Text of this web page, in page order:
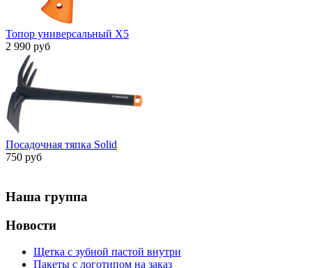
Топор универсальный X5
2 990 руб
Посадочная тяпка Solid
750 руб
Наша группа
Новости
Щетка с зубной пастой внутри
Пакеты с логотипом на заказ